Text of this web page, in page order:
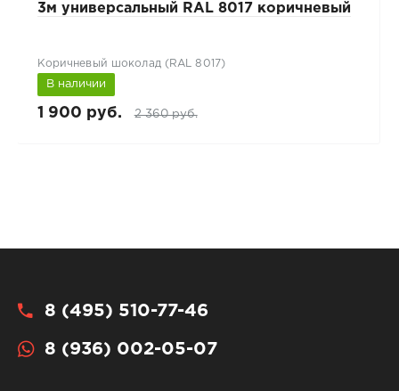
3м универсальный RAL 8017 коричневый
Коричневый шоколад (RAL 8017)
В наличии
1 900 руб. 2 360 руб.
8 (495) 510-77-46
8 (936) 002-05-07